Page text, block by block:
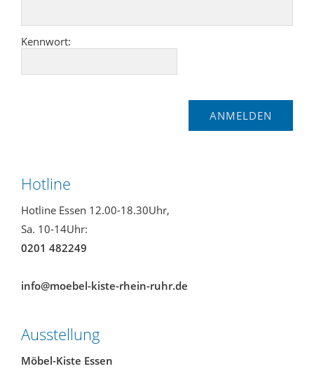
Kennwort:
Hotline
Hotline Essen 12.00-18.30Uhr,
Sa. 10-14Uhr:
0201 482249
info@moebel-kiste-rhein-ruhr.de
Ausstellung
Möbel-Kiste Essen